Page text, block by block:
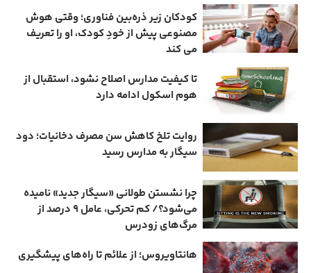
کودکان زیر ذره‌بین فناوری؛ وقتی هوش
مصنوعی پیش از خودِ کودک، او را تعریف
می ‌کند
تا کیفیت مدارس اصلاح نشود، استقبال از
هوم ‌اسکول ادامه دارد
روایت تلخ کاهش سن مصرف دخانیات؛ دود
سیگار به مدارس رسید
چرا نشستن طولانی «سیگار جدید» نامیده
می‌شود؟/ کم‌ تحرکی، عامل ۹ درصد از
مرگ‌های زودرس
هانتاویروس؛ از علائم تا راه‌های پیشگیری